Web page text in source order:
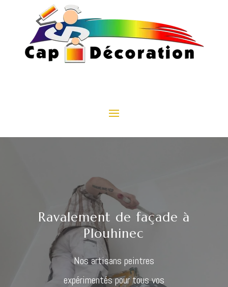
Ravalement de façade à
Plouhinec
Nos artisans peintres
expérimentés pour tous vos